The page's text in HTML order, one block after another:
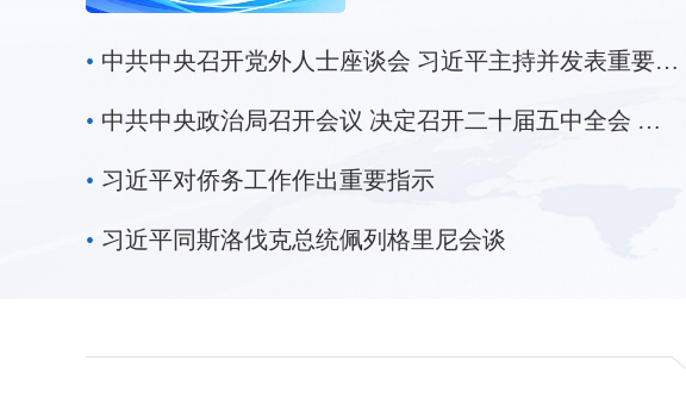
主义思想为指导，深入贯彻新时代强
现代化，
• 中共中央召开党外人士座谈会 习近平主持并发表重要讲话
• 中共中央政治局召开会议 决定召开二十届五中全会 分析研究当前经济形势和经济工作 中共中央总书记习近平主持会议
• 习近平对侨务工作作出重要指示
• 习近平同斯洛伐克总统佩列格里尼会谈